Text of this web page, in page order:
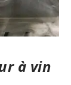
à vin